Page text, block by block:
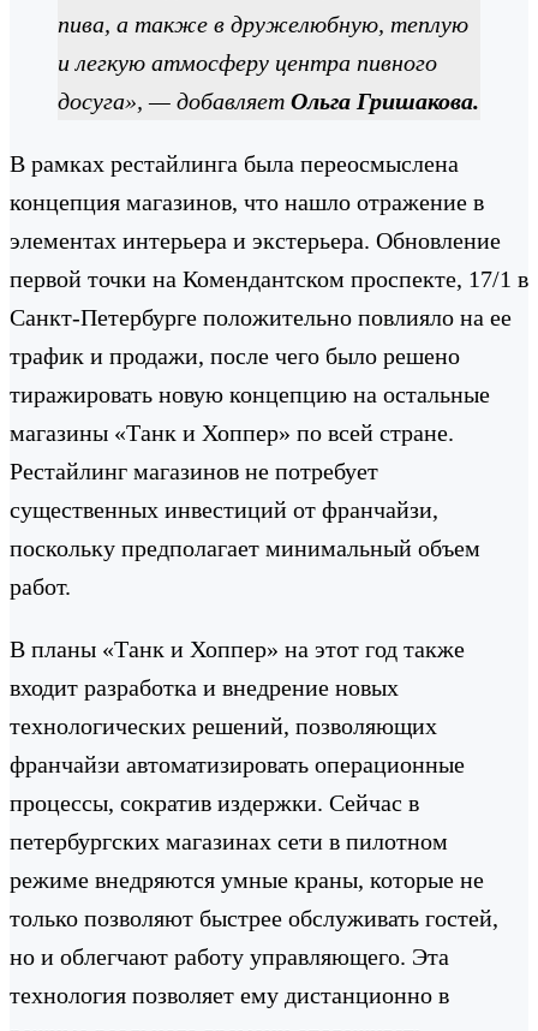
пива, а также в дружелюбную, теплую
и легкую атмосферу центра пивного
досуга», — добавляет Ольга Гришакова.
В рамках рестайлинга была переосмыслена
концепция магазинов, что нашло отражение в
элементах интерьера и экстерьера. Обновление
первой точки на Комендантском проспекте, 17/1 в
Санкт-Петербурге положительно повлияло на ее
трафик и продажи, после чего было решено
тиражировать новую концепцию на остальные
магазины «Танк и Хоппер» по всей стране.
Рестайлинг магазинов не потребует
существенных инвестиций от франчайзи,
поскольку предполагает минимальный объем
работ.
В планы «Танк и Хоппер» на этот год также
входит разработка и внедрение новых
технологических решений, позволяющих
франчайзи автоматизировать операционные
процессы, сократив издержки. Сейчас в
петербургских магазинах сети в пилотном
режиме внедряются умные краны, которые не
только позволяют быстрее обслуживать гостей,
но и облегчают работу управляющего. Эта
технология позволяет ему дистанционно в